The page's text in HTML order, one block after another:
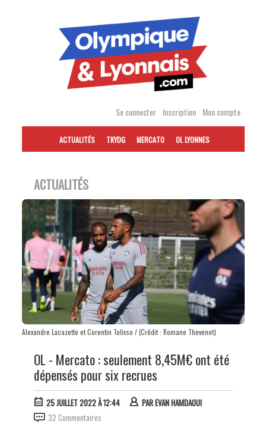
Se connecter Inscription Mon compte
ACTUALITÉS TKYDG MERCATO OL LYONNES
ACTUALITÉS
Alexandre Lacazette et Corentin Tolisso / (Crédit : Romane Thevenot)
OL - Mercato : seulement 8,45M€ ont été
dépensés pour six recrues
25 JUILLET 2022 À 12:44 PAREVAN HAMDAOUI
32 Commentaires